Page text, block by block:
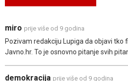
miro prije više od 9 godina
Pozivam redakciju Lupiga da objavi tko
Javno.hr. To je osnovno pitanje svih
demokracija prije više od 9 godina